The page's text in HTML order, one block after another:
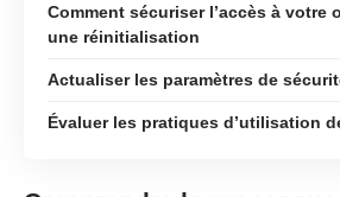
Comment sécuriser l’accès à votre
une réinitialisation
Actualiser les paramètres de
Évaluer les pratiques d’utilisation